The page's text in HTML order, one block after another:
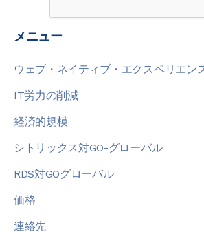
メニュー
ウェブ・ネイティブ・エクスペリエン
IT労力の削減
経済的規模
シトリックス対GO-グローバル
RDS対GOグローバル
価格
連絡先